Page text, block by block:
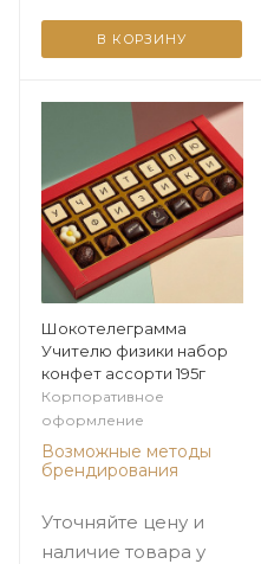
В КОРЗИНУ
Шокотелеграмма
Учителю физики набор
конфет ассорти 195г
Корпоративное
оформление
Возможные методы
брендирования
Уточняйте цену и
наличие товара у